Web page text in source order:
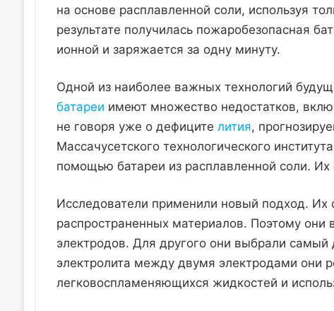
на основе расплавленной соли, используя
результате получилась пожаробезопасная
ионной и заряжается за одну минуту.
Одной из наиболее важных технологий
батареи имеют множество недостатков,
не говоря уже о дефиците лития,
Массачусетского технологического
помощью батареи из расплавленной соли.
Исследователи применили новый подход. Их
распространенных материалов. Поэтому
электродов. Для другого они выбрали
электролита между двумя электродами они
легковоспламеняющихся жидкостей и